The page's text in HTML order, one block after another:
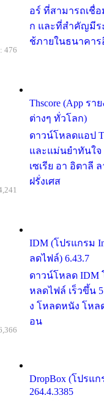
อร์ ที่สามารถเชื่
ก และที่สำคัญมีร
ช้ภายในธนาคาร
Thscore (App ร
ต่างๆ ทั่วโลก)
ดาวน์โหลดแอป
และแม่นยำทันใจ
เซเรีย อา อิตาลี
ฝรั่งเศส
476
IDM (โปรแกรม
ลดไฟล์) 6.43.7
ดาวน์โหลด IDM
หลดไฟล์ เร็วขึ้น
ง โหลดหนัง โหล
อน
DropBox (โปรแ
264.4.3385